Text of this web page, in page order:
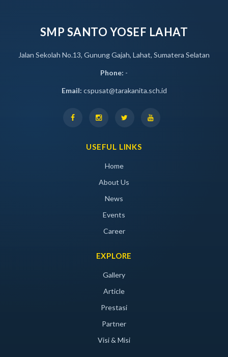
SMP SANTO YOSEF LAHAT
Jalan Sekolah No.13, Gunung Gajah, Lahat, Sumatera Selatan
Phone: -
Email: cspusat@tarakanita.sch.id
USEFUL LINKS
Home
About Us
News
Events
Career
EXPLORE
Gallery
Article
Prestasi
Partner
Visi & Misi